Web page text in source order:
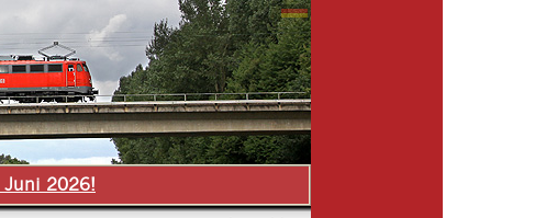
Juni 2026!